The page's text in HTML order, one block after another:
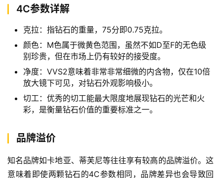
4C参数详解
克拉：指钻石的重量，75分即0.75克拉。
颜色：M色属于微黄色范围，虽然不如D至F的无色级
别珍贵，但在市场上仍有较好的接受度。
净度：VVS2意味着非常非常细微的内含物，仅在10倍
放大镜下可见，对钻石外观影响极小。
切工：优秀的切工能最大限度地展现钻石的光芒和火
彩，是衡量钻石价值的重要标准之一。
品牌溢价
知名品牌如卡地亚、蒂芙尼等往往享有较高的品牌溢价。这
意味着即使两颗钻石的4C参数相同，品牌差异也会导致回